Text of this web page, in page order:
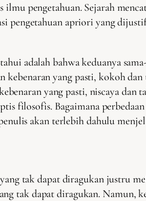
pengetahuan. Sejarah
pengetahuan apriori yang
adalah bahwa keduanya
kebenaran yang pasti, kokoh
yang pasti, niscaya dan
filosofis. Bagaimana
akan terlebih dahulu
tak dapat diragukan justru
tak dapat diragukan. Namun,